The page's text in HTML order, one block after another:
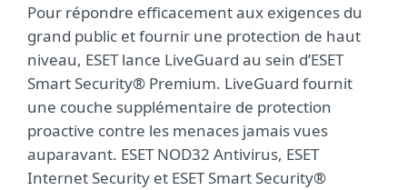
Pour répondre efficacement aux exigences du
grand public et fournir une protection de haut
niveau, ESET lance LiveGuard au sein d’ESET
Smart Security® Premium. LiveGuard fournit
une couche supplémentaire de protection
proactive contre les menaces jamais vues
auparavant. ESET NOD32 Antivirus, ESET
Internet Security et ESET Smart Security®